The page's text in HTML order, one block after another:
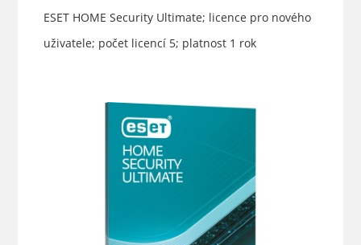
ESET HOME Security Ultimate; licence pro nového
uživatele; počet licencí 5; platnost 1 rok